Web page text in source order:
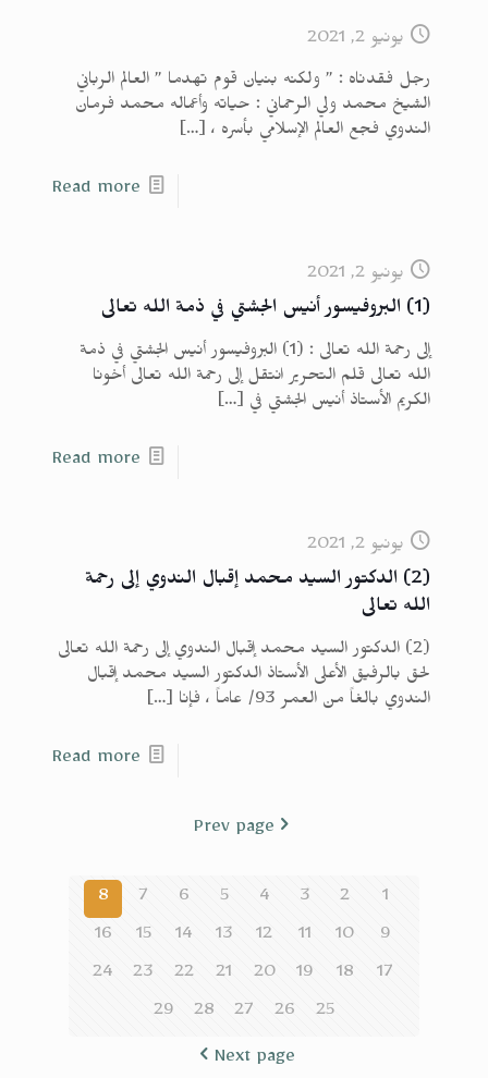
يونيو 2, 2021
رجل فقدناه : ” ولكنه بنيان قوم تهدما ” العالم الرباني
الشيخ محمد ولي الرحماني : حياته وأعماله محمد فرمان
الندوي فجع العالم الإسلامي بأسره ، […]
Read more
يونيو 2, 2021
(1) البروفيسور أنيس الجشتي في ذمة الله تعالى
إلى رحمة الله تعالى : (1) البروفيسور أنيس الجشتي في ذمة
الله تعالى قلم التحرير انتقل إلى رحمة الله تعالى أخونا
الكريم الأستاذ أنيس الجشتي في […]
Read more
يونيو 2, 2021
(2) الدكتور السيد محمد إقبال الندوي إلى رحمة
الله تعالى
(2) الدكتور السيد محمد إقبال الندوي إلى رحمة الله تعالى
لحق بالرفيق الأعلى الأستاذ الدكتور السيد محمد إقبال
الندوي بالغاً من العمر 93/ عاماً ، فإنا
[…]
Read more
Prev page
1
2
3
4
5
6
7
8
9
10
11
12
13
14
15
16
17
18
19
20
21
22
23
24
25
26
27
28
29
Next page